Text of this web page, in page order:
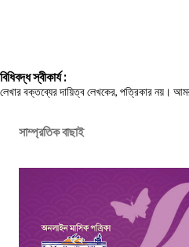
বিধিবদ্ধ স্বীকার্য :
লেখার বক্তব্যের দায়িত্ব লেখকের, পত্রিকার নয়।
সাম্প্রতিক বাছাই